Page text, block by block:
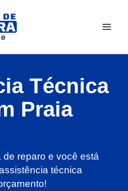
Técnica
Praia
reparo e você está
técnica